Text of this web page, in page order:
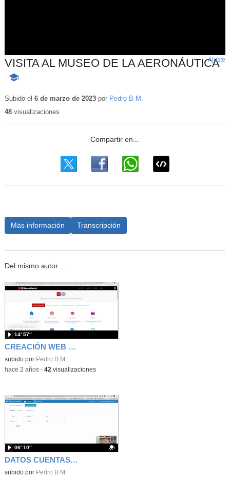
VISITA AL MUSEO DE LA AERONÁUTICA
-
educativo
Ajuste
Subido el 6 de marzo de 2023por Pedro B M.
48visualizaciones
Más información Transcripción
Del mismo autor…
CREACIÓN WEB DE CLASE
subido por Pedro B M.
14′ 57″
-hace 2 años- 42 visualizaciones
DATOS CUENTAS EDUCAMADRID Y GENERACIÓN CONTRASEÑAS
Contenido educativo.
subido por Pedro B M.
06′ 10″